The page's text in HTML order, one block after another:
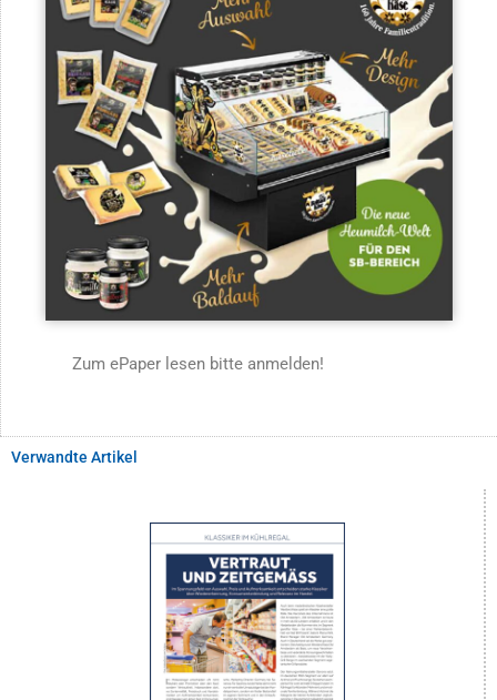
Zum ePaper lesen bitte anmelden!
Verwandte Artikel